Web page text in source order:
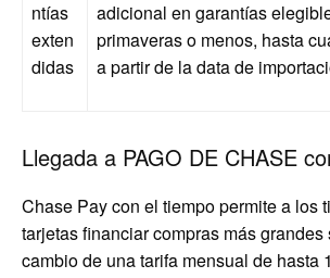
ntías
exten
didas
adicional en garantías
primaveras o menos, hasta
a partir de la data de
Llegada a PAGO DE CHASE
Chase Pay con el tiempo permite a los
tarjetas financiar compras más
cambio de una tarifa mensual de hasta